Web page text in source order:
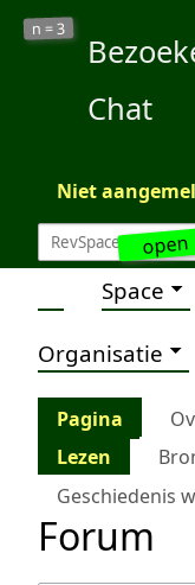
open
n =3
Chat
Niet
Space
Organisatie
Pagina
Lezen
Geschiedenis
Forum